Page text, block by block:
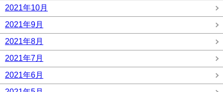
2021年10月
2021年9月
2021年8月
2021年7月
2021年6月